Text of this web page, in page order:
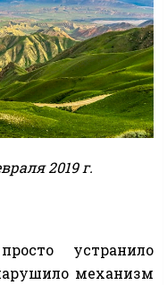
2019 г.
устранило
механизм